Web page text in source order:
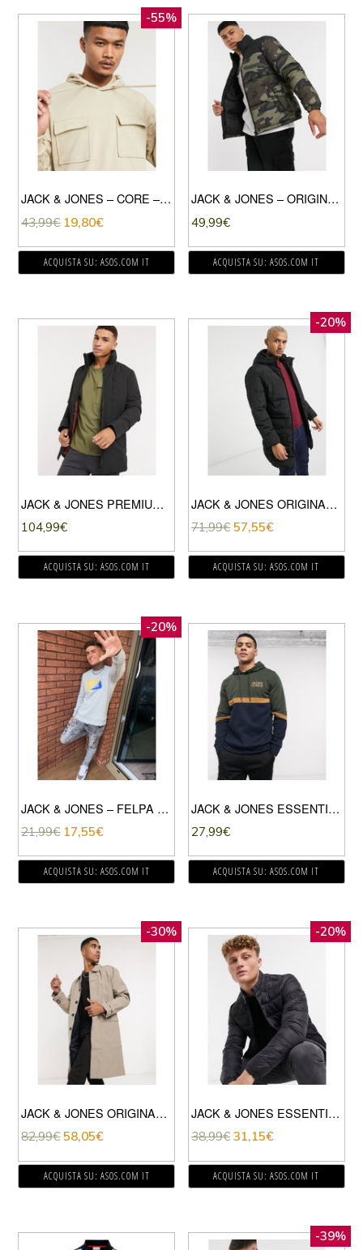
-55%
JACK & JONES – CORE – FELPA CON CAPPUCCIO E TASCHE SUL PETTO BEIGE
43,99€ 19,80€
ACQUISTA SU: ASOS.COM IT
JACK & JONES – ORIGINALS – PIUMINO COLORBLOCK MIMETICO-VERDE
49,99€
ACQUISTA SU: ASOS.COM IT
JACK & JONES PREMIUM – PARKA CON CAPPUCCIO ESTRAIBILE NERO
104,99€
ACQUISTA SU: ASOS.COM IT
-20%
JACK & JONES ORIGINALS – PIUMINO LUNGO NERO
71,99€ 57,55€
ACQUISTA SU: ASOS.COM IT
-20%
JACK & JONES – FELPA GIROCOLLO CON STAMPA SFUMATA-GRIGIO
21,99€ 17,55€
ACQUISTA SU: ASOS.COM IT
JACK & JONES ESSENTIALS – FELPA COLOR BLOCK CON CAPPUCCIO-VERDE
27,99€
ACQUISTA SU: ASOS.COM IT
-30%
JACK & JONES ORIGINALS – IMPERMEABILE CON RETRO A QUADRI BEIGE
82,99€ 58,05€
ACQUISTA SU: ASOS.COM IT
-20%
JACK & JONES ESSENTIALS – PIUMINO NERO CON COLLETTO
38,99€ 31,15€
ACQUISTA SU: ASOS.COM IT
-39%